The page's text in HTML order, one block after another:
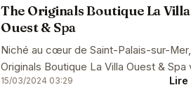
The Originals Boutique La Villa
Ouest & Spa
Niché au cœur de Saint-Palais-sur-
Originals Boutique La Villa Ouest & Spa
promet un séjour des plus agréables.
15/03/2024 03:29